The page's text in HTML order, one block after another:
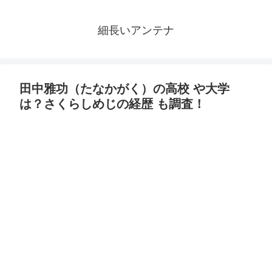
細長いアンテナ
田中雅功（たなかがく）の高校 や大学
は？さくらしめじの経歴 も調査！